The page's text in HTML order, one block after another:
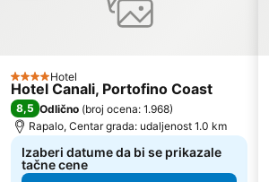
4 Zvezdice
Hotel
Hotel Canali, Portofino Coast
8,5 Odlično (broj ocena: 1.968)
Rapalo, Centar grada: udaljenost 1.0 km
Izaberi datume da bi se prikazale
tačne cene